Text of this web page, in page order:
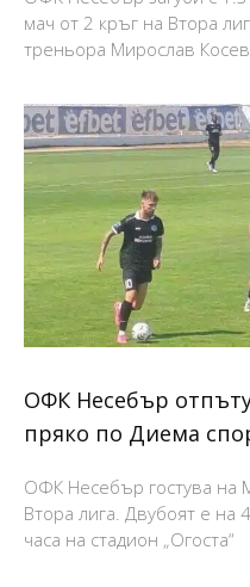
мач от 2 кръг на Втора
треньора Мирослав
ОФК Несебър
пряко по Диема
ОФК Несебър гостува на
Втора лига. Двубоят е на
часа на стадион „Огоста“